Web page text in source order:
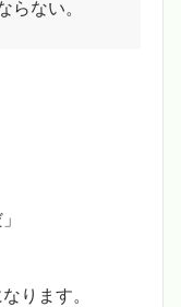
ない。
ります。